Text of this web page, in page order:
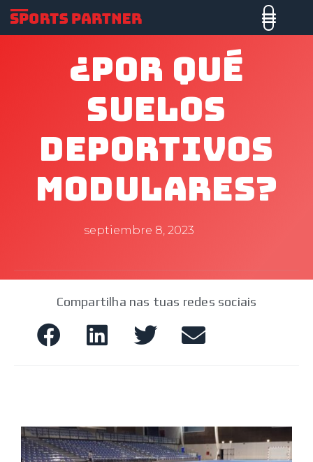
¿Por Qué
Suelos
Deportivos
Modulares?
septiembre 8, 2023
Compartilha nas tuas redes sociais